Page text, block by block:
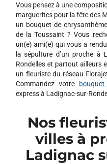
Vous pensez à une
marguerites pour la fête des
un bouquet de
de la Toussaint ? Vous
un(e) ami(e) qui vous a
la sépulture d’un proche à
Rondelles et partout ailleurs
un fleuriste du réseau
Commandez votre
express à Ladignac-sur-
Nos
villes à
Ladignac